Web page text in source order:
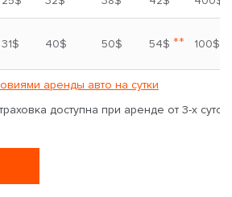
31$ 40$ 50$ 54$ ** 100$
аренды авто на сутки
доступна при аренде от 3-х суток